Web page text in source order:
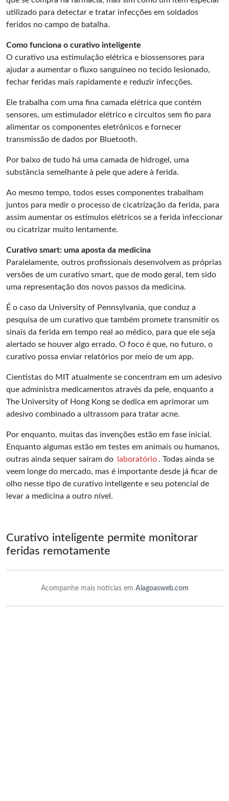
utilizado para detectar e tratar infecções em soldados
feridos no campo de batalha.
Como funciona o curativo inteligente
O curativo usa estimulação elétrica e biossensores para
ajudar a aumentar o fluxo sanguíneo no tecido lesionado,
fechar feridas mais rapidamente e reduzir infecções.
Ele trabalha com uma fina camada elétrica que contém
sensores, um estimulador elétrico e circuitos sem fio para
alimentar os componentes eletrônicos e fornecer
transmissão de dados por Bluetooth.
Por baixo de tudo há uma camada de hidrogel, uma
substância semelhante à pele que adere à ferida.
Ao mesmo tempo, todos esses componentes trabalham
juntos para medir o processo de cicatrização da ferida, para
assim aumentar os estímulos elétricos se a ferida infeccionar
ou cicatrizar muito lentamente.
Curativo smart: uma aposta da medicina
Paralelamente, outros profissionais desenvolvem as próprias
versões de um curativo smart, que de modo geral, tem sido
uma representação dos novos passos da medicina.
É o caso da University of Pennsylvania, que conduz a
pesquisa de um curativo que também promete transmitir os
sinais da ferida em tempo real ao médico, para que ele seja
alertado se houver algo errado. O foco é que, no futuro, o
curativo possa enviar relatórios por meio de um app.
Cientistas do MIT atualmente se concentram em um adesivo
que administra medicamentos através da pele, enquanto a
The University of Hong Kong se dedica em aprimorar um
adesivo combinado a ultrassom para tratar acne.
Por enquanto, muitas das invenções estão em fase inicial.
Enquanto algumas estão em testes em animais ou humanos,
outras ainda sequer saíram do
laboratório . Todas ainda se
veem longe do mercado, mas é importante desde já ficar de
olho nesse tipo de curativo inteligente e seu potencial de
levar a medicina a outro nível.
Curativo inteligente permite monitorar
feridas remotamente
Acompanhe mais notícias em Alagoasweb.com